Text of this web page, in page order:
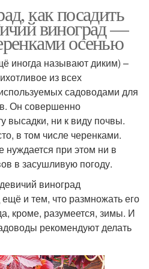
как посадить
виноград —
осенью
иногда называют диким) –
из всех
садоводами для
Он совершенно
высадки, ни к виду почвы.
в том числе черенками.
нуждается при этом ни в
в засушливую погоду.
виноград
и тем, что размножать его
кроме, разумеется, зимы. И
рекомендуют делать